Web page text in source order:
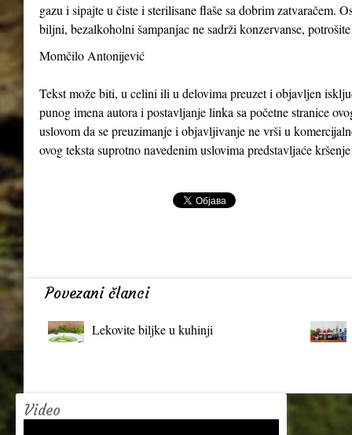
gazu i sipajte u čiste i sterilisane flaše sa dobrim zatvaračem.
biljni, bezalkoholni šampanjac ne sadrži konzervanse,
Momčilo Antonijević
Tekst može biti, u celini ili u delovima preuzet i objavljen
punog imena autora i postavljanje linka sa početne stranice
uslovom da se preuzimanje i objavljivanje ne vrši u
ovog teksta suprotno navedenim uslovima predstavljaće
Povezani članci
Lekovite biljke u kuhinji
Video